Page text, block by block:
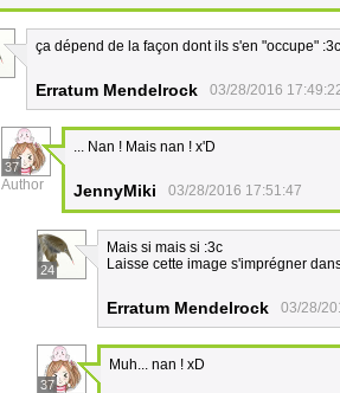
ça dépend de la façon dont ils s'en "occupe" :3c
Erratum Mendelrock 03/28/2016
37
Author
... Nan ! Mais nan ! x'D
JennyMiki 03/28/2016 17:51:47
24
Mais si mais si :3c
Laisse cette image s'imprégner
Erratum Mendelrock 03/28/
37
Muh... nan ! xD